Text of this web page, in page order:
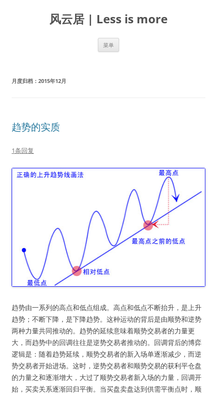
风云居 | Less is more
菜单
月度归档： 2015年12月
趋势的实质
1条回复
趋势由一系列的高点和低点组成。高点和低点不断抬升，是上升
趋势；不断下降，是下降趋势。这种运动的背后是由顺势和逆势
两种力量共同推动的。趋势的延续意味着顺势交易者的力量更
大，而趋势中的回调往往是逆势交易者推动的。回调背后的博弈
逻辑是：随着趋势延续，顺势交易者的新入场单逐渐减少，而逆
势交易者开始进场。这时，逆势交易者和顺势交易的获利平仓盘
的力量之和逐渐增大，大过了顺势交易者新入场的力量，回调开
始，买卖关系逐渐回归平衡。当买盘卖盘达到供需平衡点时，顺